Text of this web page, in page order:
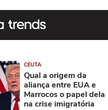
CEUTA
Qual a origem da
aliança entre EUA e
Marrocos o papel dela
na crise imigratória